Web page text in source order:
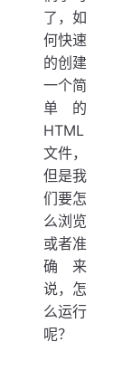
了，如
何快速
的创建
一个简
单的
HTML
文件，
但是我
们要怎
么浏览
或者准
确来
说，怎
么运行
呢？